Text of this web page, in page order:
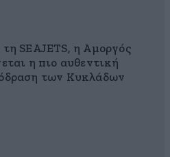
SEAJETS, η Αμοργός
η πιο αυθεντική
των Κυκλάδων